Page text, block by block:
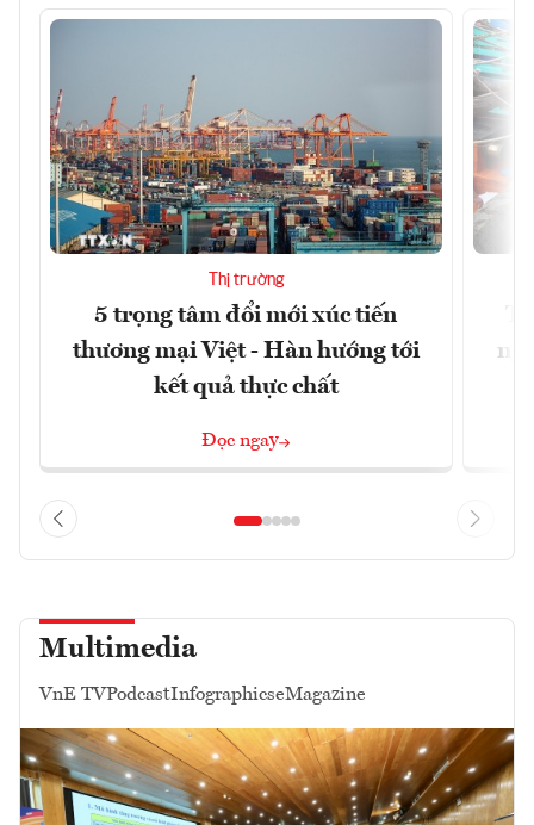
Thị trường
5 trọng tâm đổi mới xúc tiến
thương mại Việt - Hàn hướng tới
kết quả thực chất
Đọc ngay
Multimedia
VnE TVPodcastInfographicseMagazine